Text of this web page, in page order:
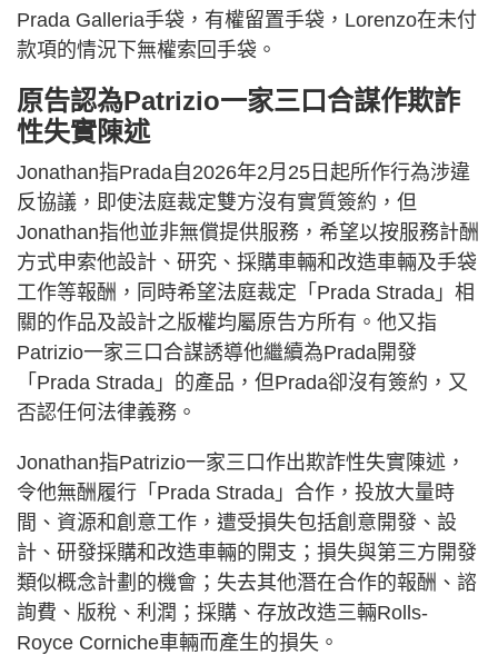
Prada Galleria手袋，有權留置手袋，Lorenzo在未付
款項的情況下無權索回手袋。
原告認為Patrizio一家三口合謀作欺詐
性失實陳述
Jonathan指Prada自2026年2月25日起所作行為涉違
反協議，即使法庭裁定雙方沒有實質簽約，但
Jonathan指他並非無償提供服務，希望以按服務計酬
方式申索他設計、研究、採購車輛和改造車輛及手袋
工作等報酬，同時希望法庭裁定「Prada Strada」相
關的作品及設計之版權均屬原告方所有。他又指
Patrizio一家三口合謀誘導他繼續為Prada開發
「Prada Strada」的產品，但Prada卻沒有簽約，又
否認任何法律義務。
Jonathan指Patrizio一家三口作出欺詐性失實陳述，
令他無酬履行「Prada Strada」合作，投放大量時
間、資源和創意工作，遭受損失包括創意開發、設
計、研發採購和改造車輛的開支；損失與第三方開發
類似概念計劃的機會；失去其他潛在合作的報酬、諮
詢費、版稅、利潤；採購、存放改造三輛Rolls-
Royce Corniche車輛而產生的損失。